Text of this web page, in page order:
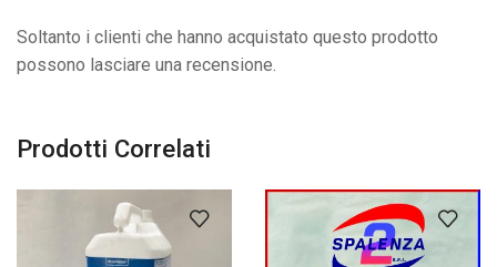
Soltanto i clienti che hanno acquistato questo prodotto
possono lasciare una recensione.
Prodotti Correlati